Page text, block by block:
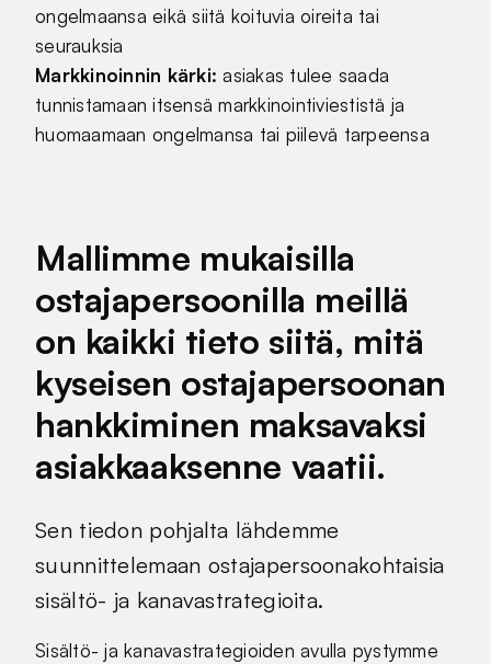
ongelmaansa eikä siitä koituvia oireita tai
seurauksia
Markkinoinnin kärki:asiakas tulee saada
tunnistamaan itsensä markkinointiviestistä ja
huomaamaan ongelmansa tai piilevä tarpeensa
Mallimme mukaisilla
ostajapersoonilla meillä
on kaikki tieto siitä, mitä
kyseisen ostajapersoonan
hankkiminen maksavaksi
asiakkaaksenne vaatii.
Sen tiedon pohjalta lähdemme
suunnittelemaan ostajapersoonakohtaisia
sisältö- ja kanavastrategioita.
Sisältö- ja kanavastrategioiden avulla pystymme